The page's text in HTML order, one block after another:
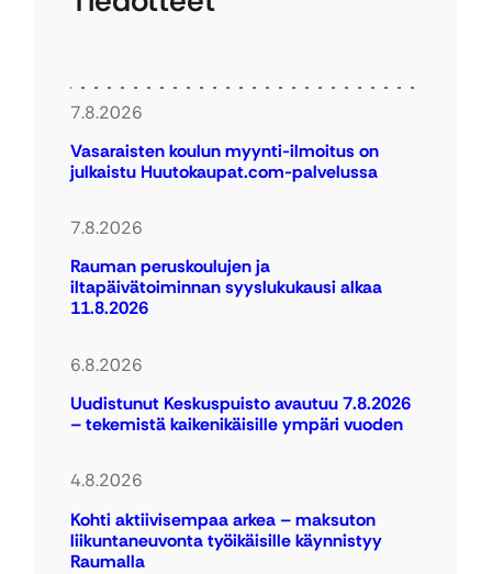
7.8.2026
Vasaraisten koulun myynti-ilmoitus on
julkaistu Huutokaupat.com-palvelussa
7.8.2026
Rauman peruskoulujen ja
iltapäivätoiminnan syyslukukausi alkaa
11.8.2026
6.8.2026
Uudistunut Keskuspuisto avautuu 7.8.2026
– tekemistä kaikenikäisille ympäri vuoden
4.8.2026
Kohti aktiivisempaa arkea – maksuton
liikuntaneuvonta työikäisille käynnistyy
Raumalla